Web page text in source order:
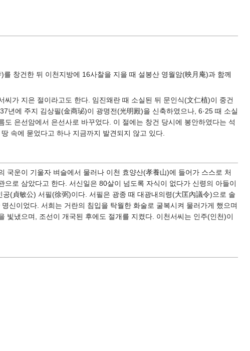
창건한 뒤 이천지방에 16사찰을 지을 때 설봉산 영월암(映月庵)과 함께
가 지은 절이라고도 한다. 임진왜란 때 소실된 뒤 문인식(文仁植)이 중건
에 주지 김상필(金商珌)이 광명전(光明殿)을 신축하였으나, 6·25 때 소실
은선암에서 은선사로 바꾸었다. 이 절에는 창건 당시에 봉안하였다는 석
속에 묻었다고 하나 지금까지 발견되지 않고 있다.
운이 기울자 벼슬에서 물러나 이천 효양산(孝養山)에 들어가 스스로 처
로 삼았다고 한다. 서신일은 80살이 넘도록 자식이 없다가 신령의 아들이
(貞敏公) 서필(徐弼)이다. 서필은 광종 때 대광내의령(大匡內議令)으로 솔
신이었다. 서희는 거란의 침입을 탁월한 화술로 굴복시켜 물러가게 했으며
빛냈으며, 조선이 개국된 후에도 절개를 지켰다. 이천서씨는 인주(인천)이